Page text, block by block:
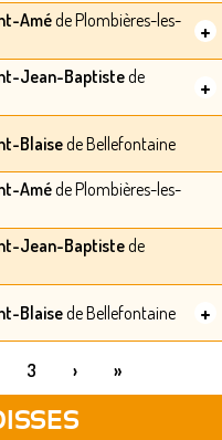
Améde Plombières-les-
+
Jean-Baptistede
+
Blaisede Bellefontaine
Améde Plombières-les-
Jean-Baptistede
Blaisede Bellefontaine +
3 › »